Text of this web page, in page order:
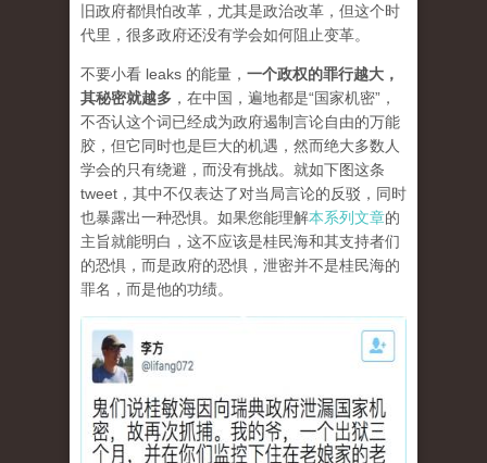
旧政府都惧怕改革，尤其是政治改革，但这个时
代里，很多政府还没有学会如何阻止变革。
不要小看 leaks 的能量， 一个政权的罪行越大，
其秘密就越多 ，在中国，遍地都是“国家机密”，
不否认这个词已经成为政府遏制言论自由的万能
胶，但它同时也是巨大的机遇，然而绝大多数人
学会的只有绕避，而没有挑战。就如下图这条
tweet，其中不仅表达了对当局言论的反驳，同时
也暴露出一种恐惧。如果您能理解本系列文章的
主旨就能明白，这不应该是桂民海和其支持者们
的恐惧，而是政府的恐惧，泄密并不是桂民海的
罪名，而是他的功绩。